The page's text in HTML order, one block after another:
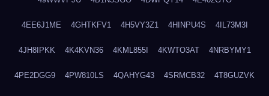
4EE6J1ME 4GHTKFV1 4H5VY3Z1 4HINPU4S 4IL73M3I
4JH8IPKK 4K4KVN36 4KML855I 4KWTO3AT 4NRBYMY1
4PE2DGG9 4PW810LS 4QAHYG43 4SRMCB32 4T8GUZVK